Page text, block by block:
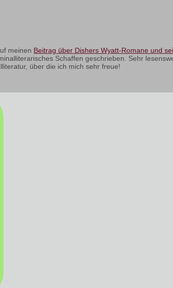
meinen Beitrag über Dishers Wyatt-Romane und
Schaffen geschrieben. Sehr
über die ich mich sehr freue!